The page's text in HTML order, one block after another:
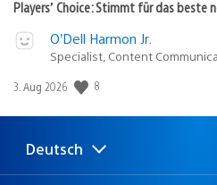
Players’ Choice: Stimmt für das beste
O’Dell Harmon Jr.
Specialist, Content
Veröffentlichungsdatum:
3. Aug 2026 8
Select
Aktuelle
Deutsch